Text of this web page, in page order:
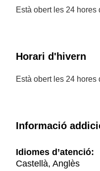
Està obert les 24 hores
Horari d'hivern
Està obert les 24 hores
Informació
Idiomes d’atenció:
Castellà, Anglès